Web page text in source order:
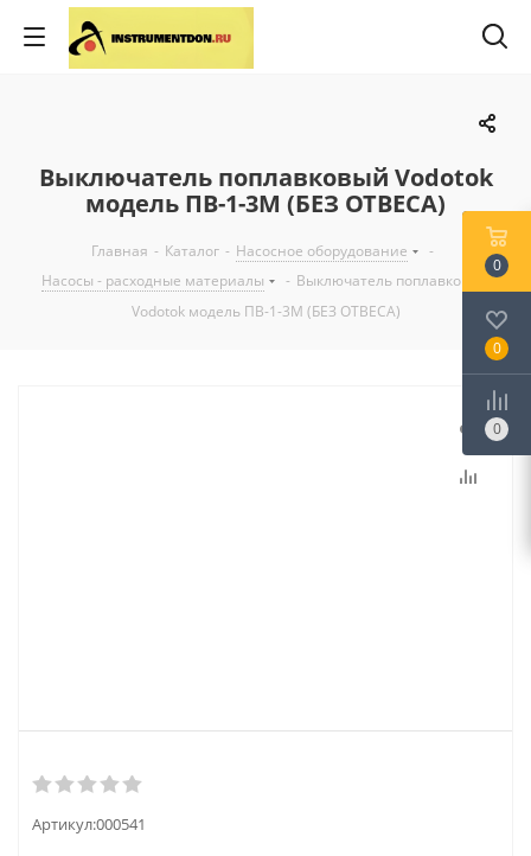
Выключатель поплавковый Vodotok
модель ПВ-1-3М (БЕЗ ОТВЕСА)
Главная - Каталог - Насосное оборудование
-
Насосы - расходные материалы
- Выключатель поплавковый
Vodotok модель ПВ-1-3М (БЕЗ ОТВЕСА)
Артикул:000541
0
0
0